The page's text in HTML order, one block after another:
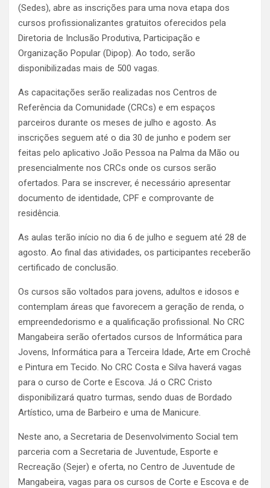
(Sedes), abre as inscrições para uma nova etapa dos
cursos profissionalizantes gratuitos oferecidos pela
Diretoria de Inclusão Produtiva, Participação e
Organização Popular (Dipop). Ao todo, serão
disponibilizadas mais de 500 vagas.
As capacitações serão realizadas nos Centros de
Referência da Comunidade (CRCs) e em espaços
parceiros durante os meses de julho e agosto. As
inscrições seguem até o dia 30 de junho e podem ser
feitas pelo aplicativo João Pessoa na Palma da Mão ou
presencialmente nos CRCs onde os cursos serão
ofertados. Para se inscrever, é necessário apresentar
documento de identidade, CPF e comprovante de
residência.
As aulas terão início no dia 6 de julho e seguem até 28 de
agosto. Ao final das atividades, os participantes receberão
certificado de conclusão.
Os cursos são voltados para jovens, adultos e idosos e
contemplam áreas que favorecem a geração de renda, o
empreendedorismo e a qualificação profissional. No CRC
Mangabeira serão ofertados cursos de Informática para
Jovens, Informática para a Terceira Idade, Arte em Crochê
e Pintura em Tecido. No CRC Costa e Silva haverá vagas
para o curso de Corte e Escova. Já o CRC Cristo
disponibilizará quatro turmas, sendo duas de Bordado
Artístico, uma de Barbeiro e uma de Manicure.
Neste ano, a Secretaria de Desenvolvimento Social tem
parceria com a Secretaria de Juventude, Esporte e
Recreação (Sejer) e oferta, no Centro de Juventude de
Mangabeira, vagas para os cursos de Corte e Escova e de